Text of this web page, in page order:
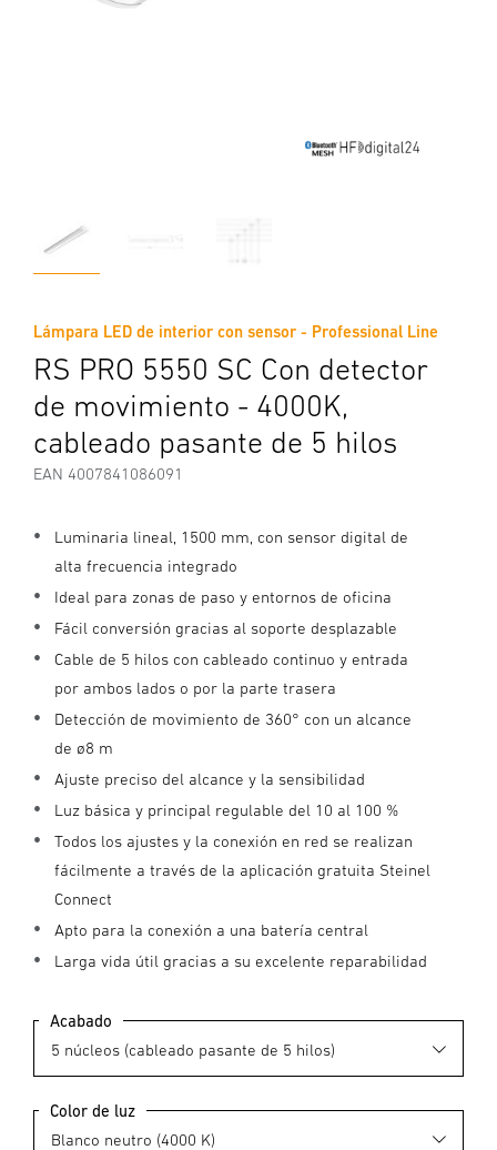
Lámpara LED de interior con sensor - Professional Line
RS PRO 5550 SC Con detector
de movimiento - 4000K,
cableado pasante de 5 hilos
EAN 4007841086091
Luminaria lineal, 1500 mm, con sensor digital de
alta frecuencia integrado
Ideal para zonas de paso y entornos de oficina
Fácil conversión gracias al soporte desplazable
Cable de 5 hilos con cableado continuo y entrada
por ambos lados o por la parte trasera
Detección de movimiento de 360° con un alcance
de ø8 m
Ajuste preciso del alcance y la sensibilidad
Luz básica y principal regulable del 10 al 100 %
Todos los ajustes y la conexión en red se realizan
fácilmente a través de la aplicación gratuita Steinel
Connect
Apto para la conexión a una batería central
Larga vida útil gracias a su excelente reparabilidad
Acabado
Color de luz